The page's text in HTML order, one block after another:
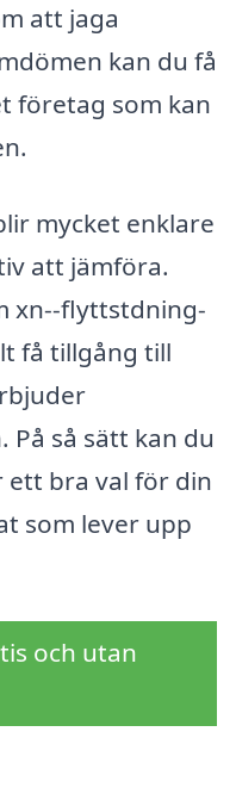
att jaga
kan du få
företag som kan
mycket enklare
att jämföra.
xn--flyttstdning-
få tillgång till
så sätt kan du
ett bra val för din
som lever upp
och utan